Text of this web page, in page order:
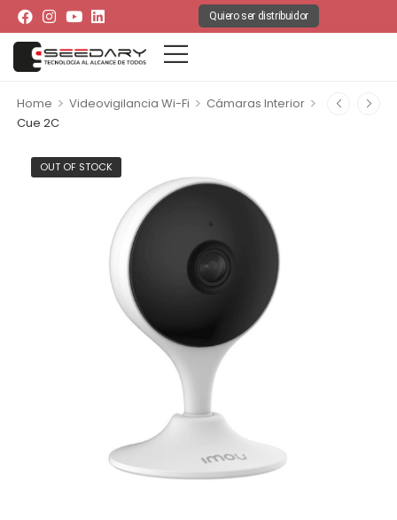
Quiero ser distribuidor
Home > Videovigilancia Wi-Fi > Cámaras Interior >
Cue 2C
OUT OF STOCK